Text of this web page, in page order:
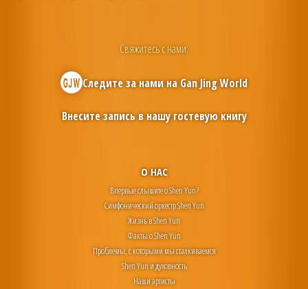
О НАС
Впервые слышите о Shen Yun?
Симфонический оркестр Shen Yun
Жизнь в Shen Yun
Факты о Shen Yun
Проблемы, с которыми мы сталкиваемся
Shen Yun и духовность
Наши артисты
Свяжитесь с нами:
Следите за нами наGan Jing World
Внесите запись в нашу гостевую книгу